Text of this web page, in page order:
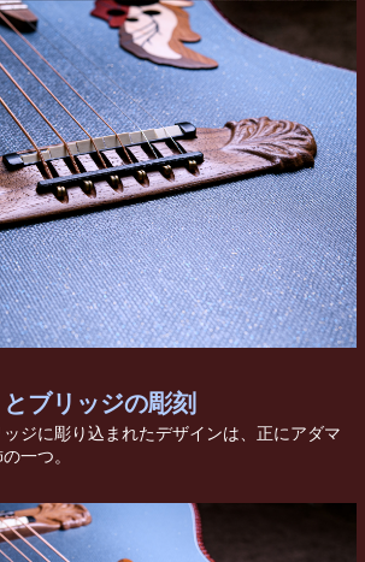
ブリッジの彫刻
ジに彫り込まれたデザインは、正にアダマ
一つ。